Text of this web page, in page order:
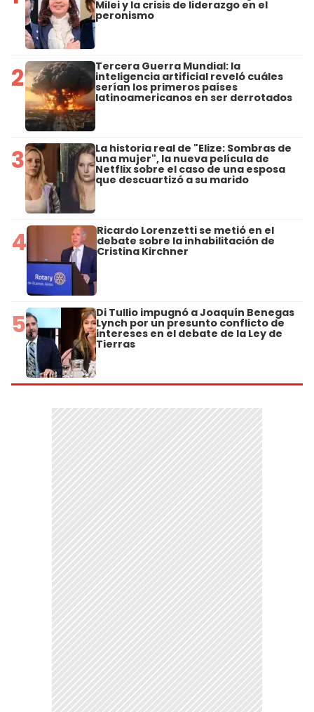
Milei y la crisis de liderazgo en el
peronismo
2 Tercera Guerra Mundial: la
inteligencia artificial reveló cuáles
serían los primeros países
latinoamericanos en ser derrotados
3 La historia real de "Elize: Sombras de
una mujer", la nueva película de
Netflix sobre el caso de una esposa
que descuartizó a su marido
4 Ricardo Lorenzetti se metió en el
debate sobre la inhabilitación de
Cristina Kirchner
5 Di Tullio impugnó a Joaquín Benegas
Lynch por un presunto conflicto de
intereses en el debate de la Ley de
Tierras